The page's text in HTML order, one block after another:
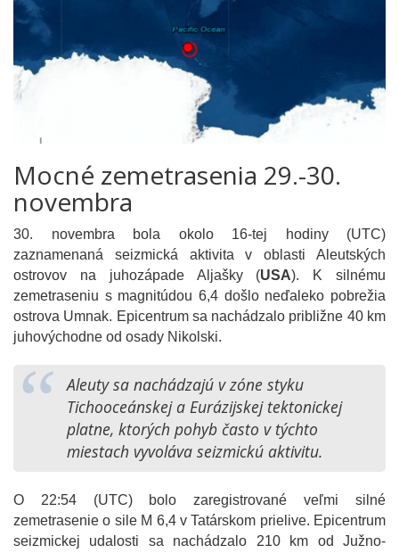
Mocné zemetrasenia 29.-30.
novembra
30. novembra bola okolo 16-tej hodiny (UTC)
zaznamenaná seizmická aktivita v oblasti Aleutských
ostrovov na juhozápade Aljašky (USA). K silnému
zemetraseniu s magnitúdou 6,4 došlo neďaleko pobrežia
ostrova Umnak. Epicentrum sa nachádzalo približne 40 km
juhovýchodne od osady Nikolski.
Aleuty sa nachádzajú v zóne styku
Tichooceánskej a Eurázijskej tektonickej
platne, ktorých pohyb často v týchto
miestach vyvoláva seizmickú aktivitu.
O 22:54 (UTC) bolo zaregistrované veľmi silné
zemetrasenie o sile M 6,4 v Tatárskom prielive. Epicentrum
seizmickej udalosti sa nachádzalo 210 km od Južno-